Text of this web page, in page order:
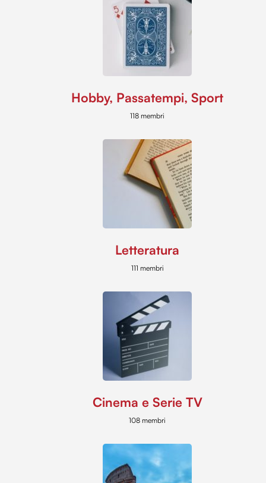
Hobby, Passatempi, Sport
118 membri
Letteratura
111 membri
Cinema e Serie TV
108 membri